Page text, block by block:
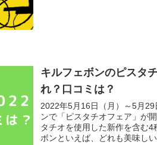
キルフェボンのピスタ
れ？口コミは？
2022年5月16日（月）～5月
ンで「ピスタチオフェア」が
タチオを使用した新作を含む4種類
ボンといえば、どれも美味しい